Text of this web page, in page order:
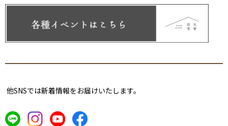
他SNSでは新着情報をお届けいたします。